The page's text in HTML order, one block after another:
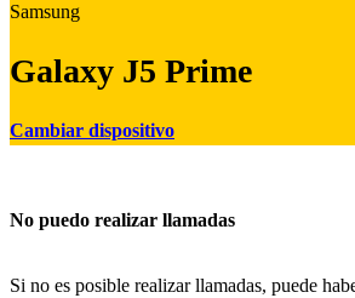
Samsung
Galaxy J5 Prime
Cambiar dispositivo
No puedo realizar llamadas
Si no es posible realizar llamadas, puede